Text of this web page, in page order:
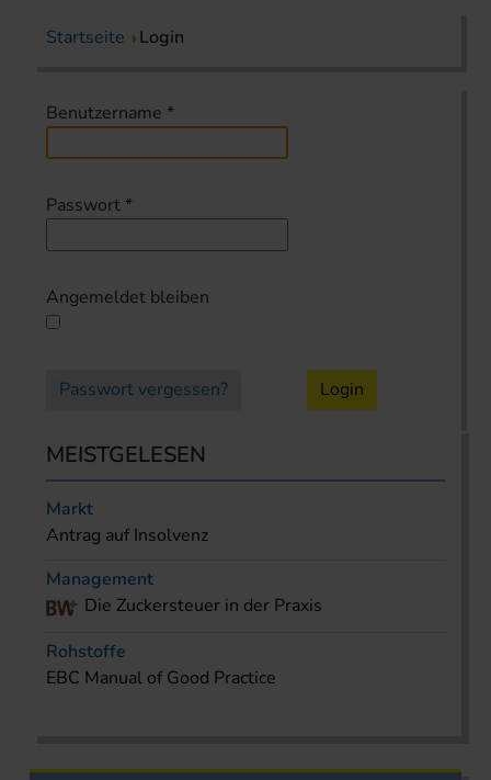
Startseite Login
Benutzername *
Passwort *
Angemeldet bleiben
Passwort vergessen? Login
MEISTGELESEN
Markt
Antrag auf Insolvenz
Management
Die Zuckersteuer in der Praxis
Rohstoffe
EBC Manual of Good Practice